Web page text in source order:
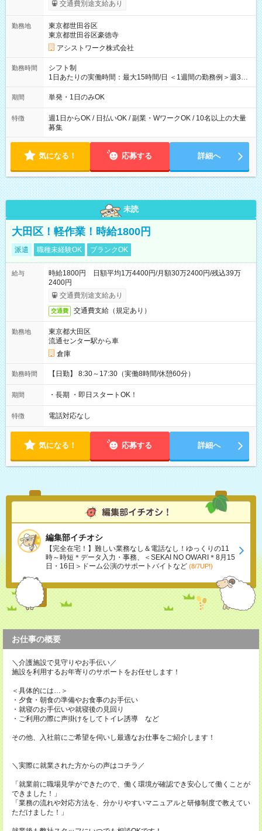
交通費別途支給あり
勤務地
東京都世田谷区
東京都世田谷区豪徳寺
アシストワーク株式会社
勤務時間
シフト制
1日あたりの実働時間：最大15時間/日 ＜1週間の勤務例＞週3回
勤務 勤務：月・水・金 休み：火・木・土・日 好きな時にお仕事
可能です！ ※1日あたりの最大実働時間は日勤、夜勤共に勤務し
期間 単発・1日のみOK
特徴
週1日からOK / 日払いOK / 副業・WワークOK / 10名以上の大量
募集
気になる！ 応募する 詳細へ
未読
大田区！軽作業！時給1800円
派遣 職種未経験OK ブランクOK
給与
時給1800円 日額平均1万4400円/月額30万2400円/残込39万
2400円
交通費別途支給あり
交通費 交通費支給（規定あり）
勤務地
東京都大田区
流通センター駅から車
倉庫
勤務時間 【日勤】 8:30～17:30（実働8時間/休憩60分）
期間 ・長期 ・即日スタートOK！
特徴 電話対応なし
気になる！ 応募する 詳細へ
編集部イチオシ
【完全在宅！】難しい業務なし＆電話なし！ゆっくりの11
時～時短＊データ入力・事務、＜SEKAI NO OWARI＊8月15
日・16日＞ドーム公演のサポートバイトなど (8/7UP!)
お仕事の概要
＼介護施設で見守りやお手伝い／
施設を利用するお年寄りのサポートをお任せします！
＜具体的には…＞
・夕食・朝食の準備やお食事のお手伝い
・就寝のお手伝いや就寝後の見回り
・ご利用の際に声掛けをしてトイレ誘導 など
その他、入社前にご希望を伺いし最適なお仕事をご紹介します！
＼実際に就業された方からの声はコチラ／
「就業前に職場見学ができたので、働く環境が確認でき安心して働くことが
できました！」
「業務の流れや対応方法を、分かりやすいマニュアルと研修制度で教えてい
ただけました！」